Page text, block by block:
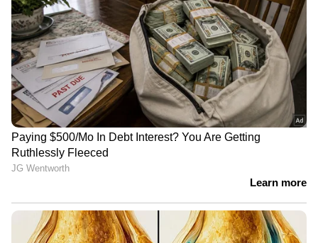
അപകടത്തിൽപ്പെട്ട സംഭവം:
സിംഗിൾ ഡ്രൈവർ ഡ്യൂട്ടിയാണ്
അപകടകാരണമെന്ന് ജീവനക്കാർ